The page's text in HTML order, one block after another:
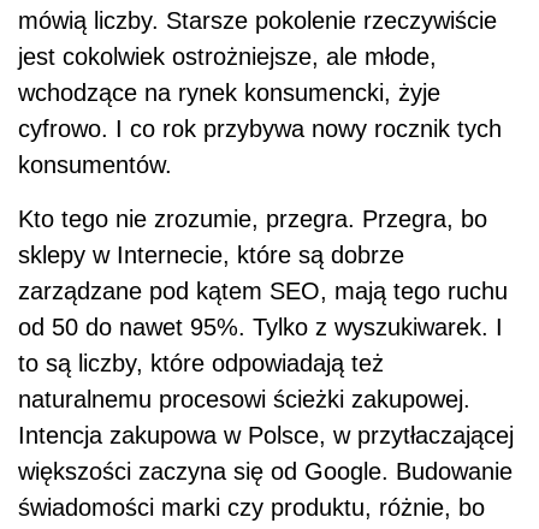
mówią liczby. Starsze pokolenie rzeczywiście
jest cokolwiek ostrożniejsze, ale młode,
wchodzące na rynek konsumencki, żyje
cyfrowo. I co rok przybywa nowy rocznik tych
konsumentów.
Kto tego nie zrozumie, przegra. Przegra, bo
sklepy w Internecie, które są dobrze
zarządzane pod kątem SEO, mają tego ruchu
od 50 do nawet 95%. Tylko z wyszukiwarek. I
to są liczby, które odpowiadają też
naturalnemu procesowi ścieżki zakupowej.
Intencja zakupowa w Polsce, w przytłaczającej
większości zaczyna się od Google. Budowanie
świadomości marki czy produktu, różnie, bo